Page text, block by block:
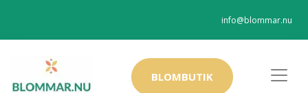
info@blommar.nu
BLOMBUTIK